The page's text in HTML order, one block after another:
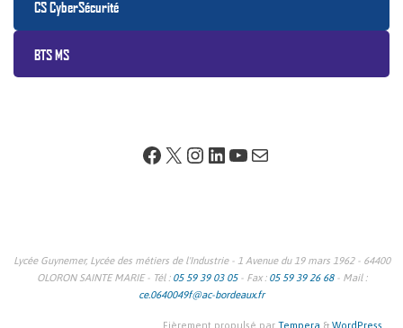
CS CyberSécurité
BTS MS
Facebook
X Instagram
LinkedIn
YouTube
E-mail
Lycée Guynemer, Lycée des métiers de l'Industrie - 1 Avenue du 19 mars 1962 - 64400
OLORON SAINTE MARIE - Tél : 05 59 39 03 05- Fax : 05 59 39 26 68- Mail :
ce.0640049f@ac-bordeaux.fr
Fièrement propulsé par Tempera & WordPress.